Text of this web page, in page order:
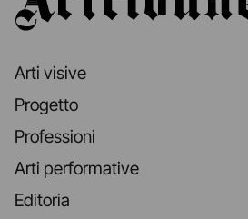
Arti visive
Progetto
Professioni
Arti performative
Editoria